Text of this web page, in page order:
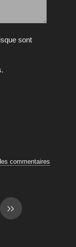
sont
commentaires